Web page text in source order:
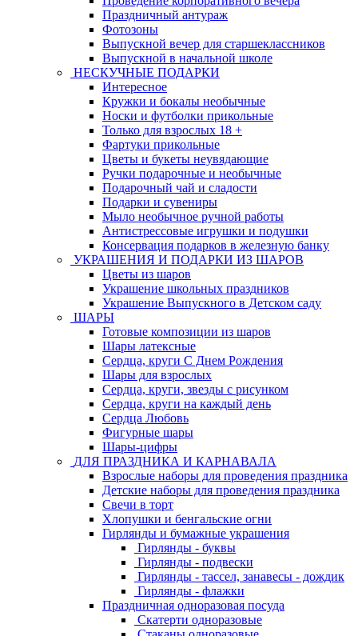
Праздничный антураж
Фотозоны
Выпускной вечер для старшеклассников
Выпускной в начальной школе
НЕСКУЧНЫЕ ПОДАРКИ
Интересное
Кружки и бокалы необычные
Носки и футболки прикольные
Только для взрослых 18 +
Фартуки прикольные
Цветы и букеты неувядающие
Ручки подарочные и необычные
Подарочный чай и сладости
Подарки и сувениры
Мыло необычное ручной работы
Антистрессовые игрушки и подушки
Консервация подарков в железную банку
УКРАШЕНИЯ И ПОДАРКИ ИЗ ШАРОВ
Цветы из шаров
Украшение школьных праздников
Украшение Выпускного в Детском саду
ШАРЫ
Готовые композиции из шаров
Шары латексные
Сердца, круги С Днем Рождения
Шары для взрослых
Сердца, круги, звезды с рисунком
Сердца, круги на каждый день
Сердца Любовь
Фигурные шары
Шары-цифры
ДЛЯ ПРАЗДНИКА И КАРНАВАЛА
Взрослые наборы для проведения праздника
Детские наборы для проведения праздника
Свечи в торт
Хлопушки и бенгальские огни
Гирлянды и бумажные украшения
Гирлянды - буквы
Гирлянды - подвески
Гирлянды - тассел, занавесы - дождик
Гирлянды - флажки
Праздничная одноразовая посуда
Скатерти одноразовые